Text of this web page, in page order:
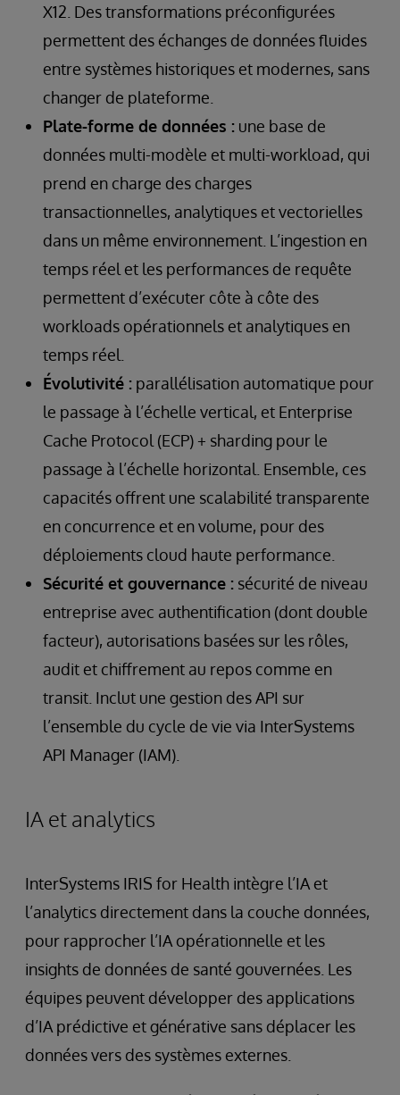
X12. Des transformations préconfigurées
permettent des échanges de données fluides
entre systèmes historiques et modernes, sans
changer de plateforme.
Plate-forme de données : une base de
données multi-modèle et multi-workload, qui
prend en charge des charges
transactionnelles, analytiques et vectorielles
dans un même environnement. L’ingestion en
temps réel et les performances de requête
permettent d’exécuter côte à côte des
workloads opérationnels et analytiques en
temps réel.
Évolutivité : parallélisation automatique pour
le passage à l’échelle vertical, et Enterprise
Cache Protocol (ECP) + sharding pour le
passage à l’échelle horizontal. Ensemble, ces
capacités offrent une scalabilité transparente
en concurrence et en volume, pour des
déploiements cloud haute performance.
Sécurité et gouvernance : sécurité de niveau
entreprise avec authentification (dont double
facteur), autorisations basées sur les rôles,
audit et chiffrement au repos comme en
transit. Inclut une gestion des API sur
l’ensemble du cycle de vie via InterSystems
API Manager (IAM).
IA et analytics
InterSystems IRIS for Health intègre l’IA et
l’analytics directement dans la couche données,
pour rapprocher l’IA opérationnelle et les
insights de données de santé gouvernées. Les
équipes peuvent développer des applications
d’IA prédictive et générative sans déplacer les
données vers des systèmes externes.